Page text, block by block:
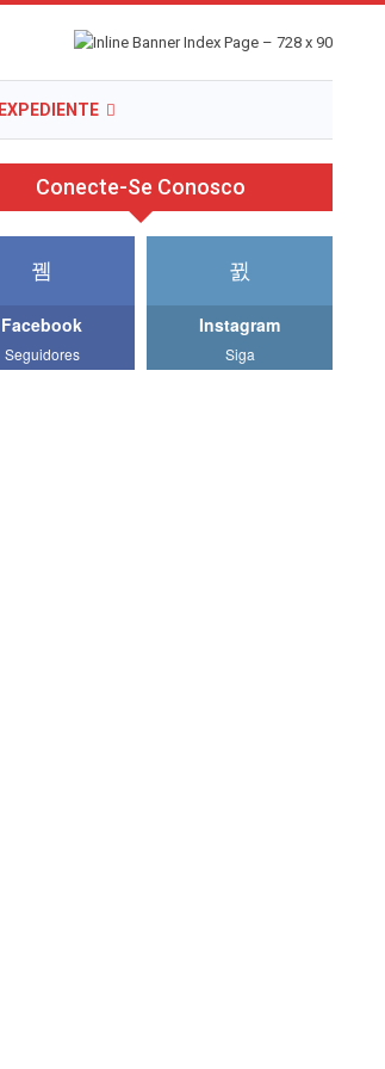
EXPEDIENTE
Conecte-Se Conosco
Facebook
Seguidores
Instagram
Siga